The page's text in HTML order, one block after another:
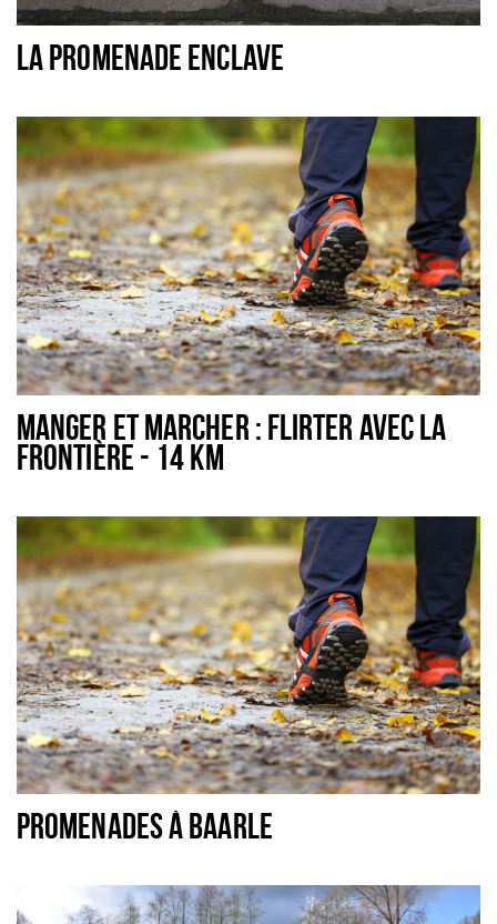
Dormir
Récréation
Achats
Parking
Éxpercience
Enclaves
Musée et théâtre
Activité
Piste cyclable
Marche et randonnées
Nature
LA PROMENADE ENCLAVE
MANGER ET MARCHER : FLIRTER AVEC LA
FRONTIÈRE - 14 KM
PROMENADES À BAARLE